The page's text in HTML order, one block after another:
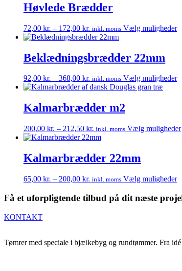
Høvlede Brædder
72,00 kr. – 172,00 kr. Prisinterval:
72,00 kr.
172,00 kr.
inkl. moms Vælg muligheder
Beklædningsbrædder 22mm
92,00 kr. – 368,00 kr. Prisinterval:
92,00 kr.
368,00 kr.
inkl. moms Vælg muligheder
Kalmarbrædder m2
200,00 kr. – 212,50 kr. Prisinterval:
200,00 kr.
212,50 kr.
inkl. moms Vælg muligheder
Kalmarbrædder 22mm
65,00 kr. – 200,00 kr. Prisinterval:
til
200,00 kr.
inkl. moms Vælg muligheder
Få et uforpligtende tilbud på dit næste
KONTAKT
Tømrer med speciale i bjælkebyg og rundtømmer. Fra